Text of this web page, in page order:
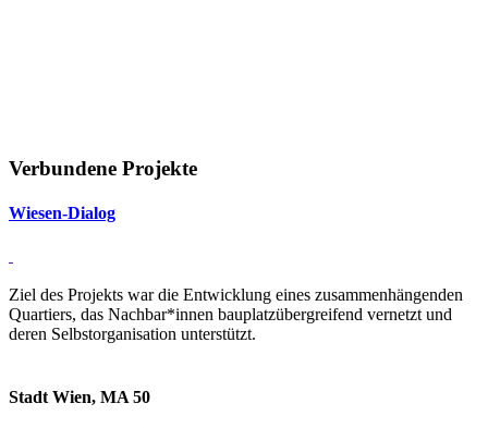
Verbundene Projekte
Wiesen-Di­alog
Ziel des Projekts war die Entwicklung eines zusammenhängenden
Quartiers, das Nachbar*innen bauplatzübergreifend vernetzt und
deren Selbstorganisation unterstützt.
Stadt Wien, MA 50